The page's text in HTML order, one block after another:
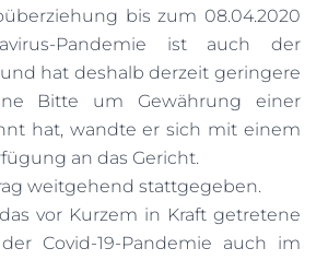
bis zum 08.04.2020
Pandemie ist auch der
hat deshalb derzeit geringere
Bitte um Gewährung einer
hat, wandte er sich mit einem
an das Gericht.
weitgehend stattgegeben.
vor Kurzem in Kraft getretene
Covid-19-Pandemie auch im